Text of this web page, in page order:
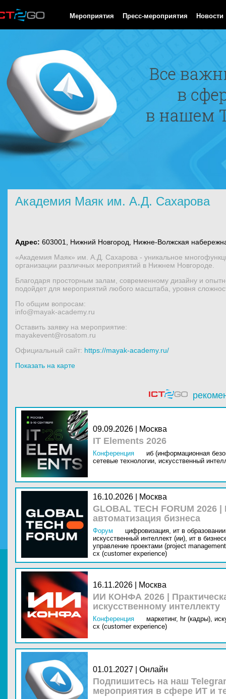
Мероприятия Пресс-мероприятия Новости
Академия Маяк им. А.Д. Сахарова
Адрес: 603001, Нижний Новгород, Нижне-Волжская
«Академия Маяк» им. А.Д. Сахарова - уникальное
организации различных мероприятий в Нижнем Новгороде.
Благодаря просторным залам, современному дизайну и
подойдет для мероприятий любого масштаба, уровня
По общим вопросам:
info@mayak-academy.ru
Оставить заявку на мероприятие:
mayakevent@rosatom.ru
Официальный сайт: https://mayak-academy.ru/
Показать на карте
09.09.2026 | Москва
IT Elements 2026
Конференция
иб (информационная
сетевые технологии, искусственный
16.10.2026 | Москва
GLOBAL TECH FORUM
автоматизация бизнеса
Форум цифровизация, ит в
искусственный интеллект (ии), ит в
управление проектами (project
cx (customer experience)
16.11.2026 | Москва
ИИ КОНФА 2026 |
искусственному интеллекту
Конференция маркетинг, hr (кадры),
cx (customer experience)
01.01.2027 | Онлайн
Подпишитесь на наш
мероприятия в сфере ИТ и